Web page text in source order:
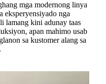
mga modernong linya
eksperyensiyado nga
lamang kini adunay taas
apan mahimo usab
sa kustomer alang sa